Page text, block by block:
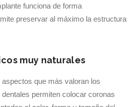
funciona de forma
preservar al máximo la estructura
muy naturales
que más valoran los
permiten colocar coronas